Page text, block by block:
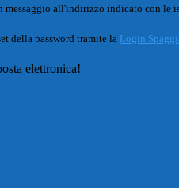
messaggio all'indirizzo indicato con le
della password tramite la Login
elettronica!